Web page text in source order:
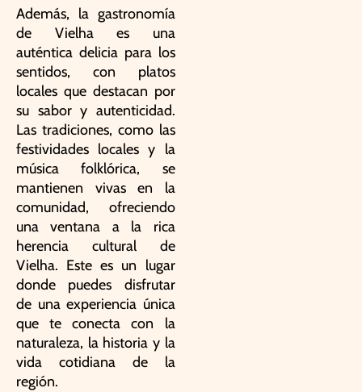
Además, la gastronomía
de Vielha es una
auténtica delicia para los
sentidos, con platos
locales que destacan por
su sabor y autenticidad.
Las tradiciones, como las
festividades locales y la
música folklórica, se
mantienen vivas en la
comunidad, ofreciendo
una ventana a la rica
herencia cultural de
Vielha. Este es un lugar
donde puedes disfrutar
de una experiencia única
que te conecta con la
naturaleza, la historia y la
vida cotidiana de la
región.